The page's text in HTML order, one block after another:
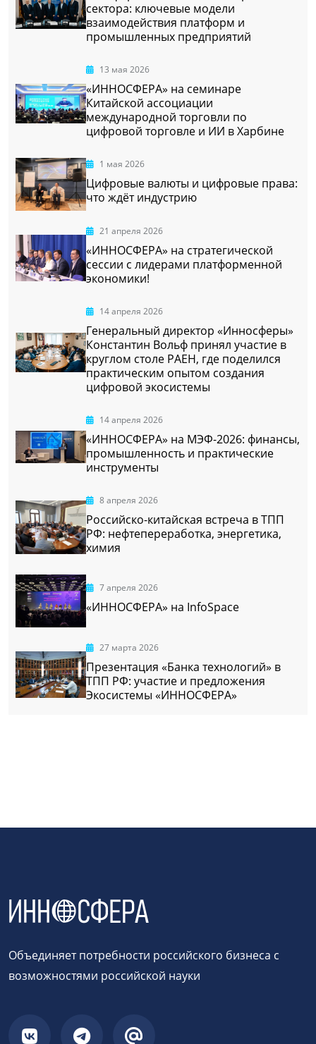
сектора: ключевые модели
взаимодействия платформ и
промышленных предприятий
13 мая 2026
«ИННОСФЕРА» на семинаре
Китайской ассоциации
международной торговли по
цифровой торговле и ИИ в Харбине
1 мая 2026
Цифровые валюты и цифровые права:
что ждёт индустрию
21 апреля 2026
«ИННОСФЕРА» на стратегической
сессии с лидерами платформенной
экономики!
14 апреля 2026
Генеральный директор «Инносферы»
Константин Вольф принял участие в
круглом столе РАЕН, где поделился
практическим опытом создания
цифровой экосистемы
14 апреля 2026
«ИННОСФЕРА» на МЭФ-2026: финансы,
промышленность и практические
инструменты
8 апреля 2026
Российско-китайская встреча в ТПП
РФ: нефтепереработка, энергетика,
химия
7 апреля 2026
«ИННОСФЕРА» на InfoSpace
27 марта 2026
Презентация «Банка технологий» в
ТПП РФ: участие и предложения
Экосистемы «ИННОСФЕРА»
Объединяет потребности российского бизнеса с
возможностями российской науки